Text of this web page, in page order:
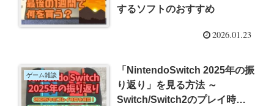
するソフトのおすすめ
2026.01.23
ゲーム雑談
「NintendoSwitch 2025年の振
り返り」を見る方法 ～
Switch/Switch2のプレイ時間